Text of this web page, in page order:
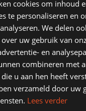
Nederland
cookies om inhoud
te personaliseren en
We delen
uw gebruik van
en
combineren met
u aan hen heeft
verzameld door uw
Lees verder